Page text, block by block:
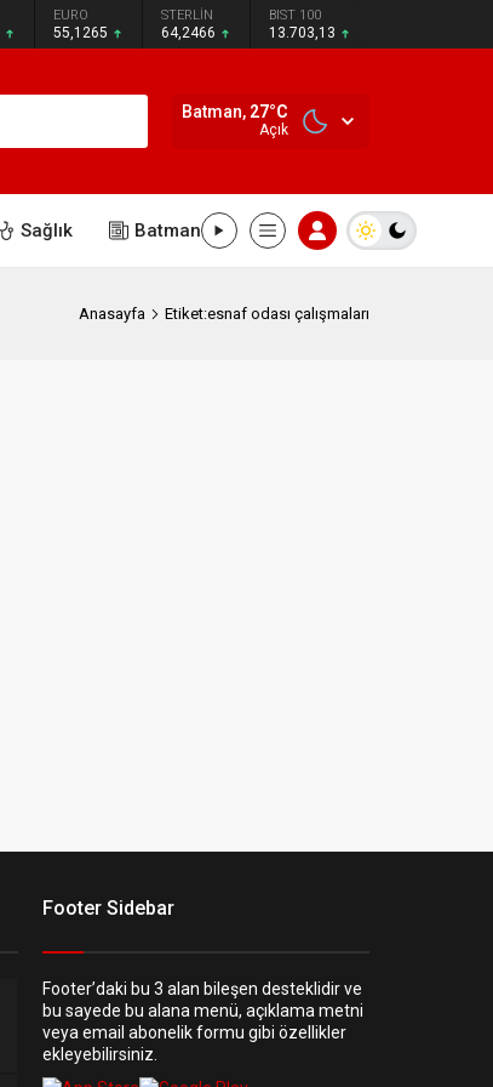
EURO
55,1265
STERLİN
64,2466
BIST 100
13.703,13
Batman, 27°C
Açık
Sağlık Batman
Anasayfa Etiket:esnaf odası çalışmaları
Footer Sidebar
Footer’daki bu 3 alan bileşen desteklidir ve
bu sayede bu alana menü, açıklama metni
veya email abonelik formu gibi özellikler
ekleyebilirsiniz.